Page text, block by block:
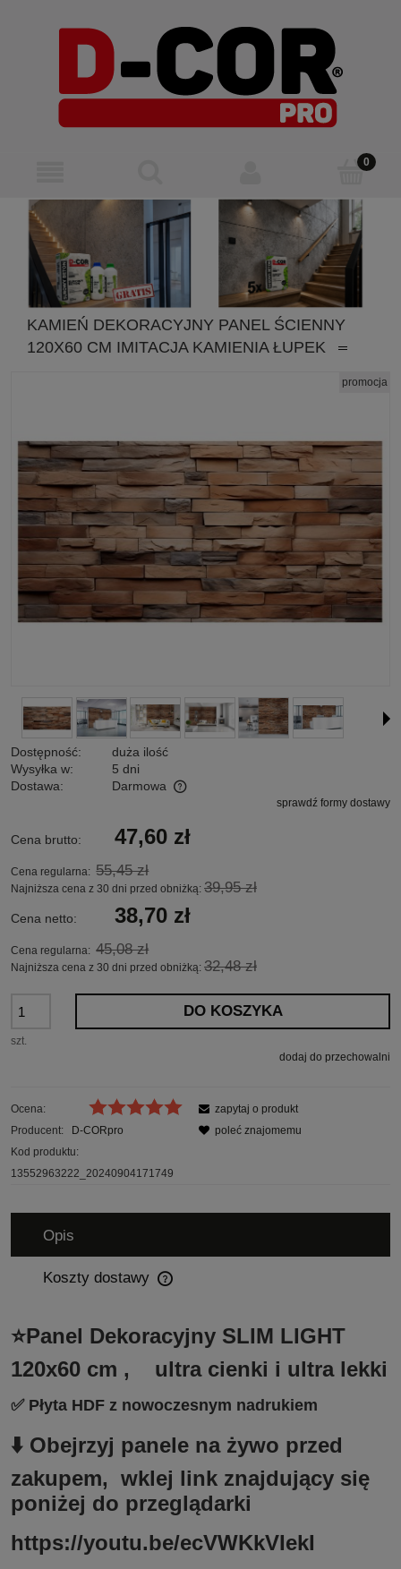
KAMIEŃ DEKORACYJNY PANEL ŚCIENNY
120X60 CM IMITACJA KAMIENIA ŁUPEK
promocja
Dostępność:
duża ilość
Wysyłka w:
5 dni
Dostawa:
Darmowa
Cena nie zawiera ewentualnych kosztów płatnościsprawdź formy dostawy
Cena brutto: 47,60 zł
Cena regularna: 55,45 zł
Najniższa cena z 30 dni przed obniżką: 39,95 zł
Cena netto: 38,70 zł
Cena regularna: 45,08 zł
Najniższa cena z 30 dni przed obniżką: 32,48 zł
szt.
DO KOSZYKA
dodaj do przechowalni
Ocena:
Producent:
D-CORpro
Kod produktu:
13552963222_20240904171749
zapytaj o produkt
poleć znajomemu
Opis
Koszty dostawy
Cena nie zawiera ewentualnych kosztów płatności
⭐Panel Dekoracyjny SLIM LIGHT
120x60 cm , ultra cienki i ultra lekki
✅ Płyta HDF z nowoczesnym nadrukiem
⬇️ Obejrzyj panele na żywo przed
zakupem, wklej link znajdujący się
poniżej do przeglądarki
https://youtu.be/ecVWKkVIekI